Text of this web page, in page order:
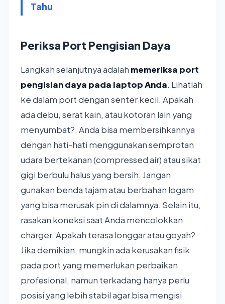
Tahu
Periksa Port Pengisian Daya
Langkah selanjutnya adalah memeriksa port
pengisian daya pada laptop Anda. Lihatlah
ke dalam port dengan senter kecil. Apakah
ada debu, serat kain, atau kotoran lain yang
menyumbat?. Anda bisa membersihkannya
dengan hati-hati menggunakan semprotan
udara bertekanan (compressed air) atau sikat
gigi berbulu halus yang bersih. Jangan
gunakan benda tajam atau berbahan logam
yang bisa merusak pin di dalamnya. Selain itu,
rasakan koneksi saat Anda mencolokkan
charger. Apakah terasa longgar atau goyah?
Jika demikian, mungkin ada kerusakan fisik
pada port yang memerlukan perbaikan
profesional, namun terkadang hanya perlu
posisi yang lebih stabil agar bisa mengisi